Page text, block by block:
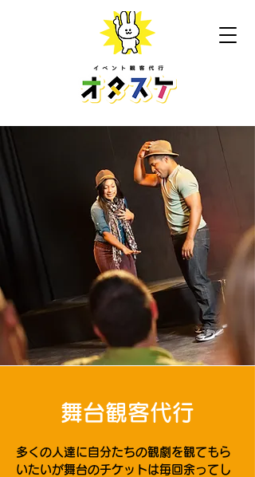
舞台観客代行
多くの人達に自分たちの観劇を観てもら
いたいが舞台のチケットは毎回余ってし